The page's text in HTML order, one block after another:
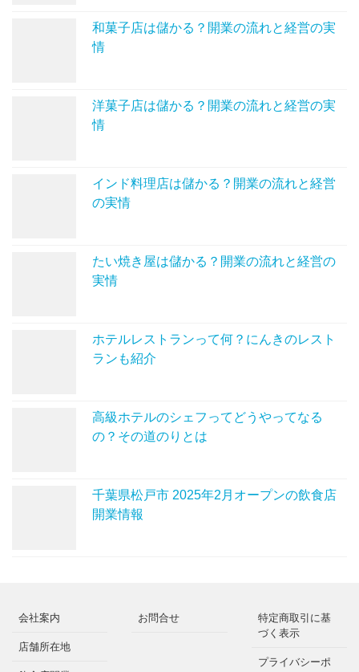
和菓子店は儲かる？開業の流れと経営の実
情
洋菓子店は儲かる？開業の流れと経営の実
情
インド料理店は儲かる？開業の流れと経営
の実情
たい焼き屋は儲かる？開業の流れと経営の
実情
ホテルレストランって何？にんきのレスト
ランも紹介
高級ホテルのシェフってどうやってなる
の？その道のりとは
千葉県松戸市 2025年2月オープンの飲食店
開業情報
会社案内
店舗所在地
お問合せ
特定商取引に基
づく表示
プライバシーポ